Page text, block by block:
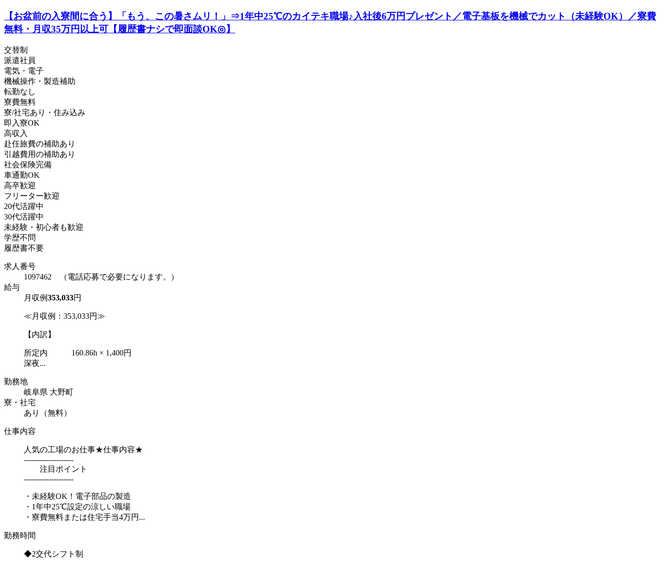
【お盆前の入寮間に合う】「もう、この暑さムリ！」⇒1年中25℃のカイテキ職場♪入社後6万円プレゼント／電子基板を機械でカット（未経験OK）／寮費
無料・月収35万円以上可【履歴書ナシで即面談OK◎】
交替制
派遣社員
電気・電子
機械操作・製造補助
転勤なし
寮費無料
寮/社宅あり・住み込み
即入寮OK
高収入
赴任旅費の補助あり
引越費用の補助あり
社会保険完備
車通勤OK
高卒歓迎
フリーター歓迎
20代活躍中
30代活躍中
未経験・初心者も歓迎
学歴不問
履歴書不要
求人番号
1097462 （電話応募で必要になります。）
給与
月収例353,033円
≪月収例：353,033円≫
【内訳】
所定内 160.86h × 1,400円
深夜...
勤務地
岐阜県 大野町
寮・社宅
あり（無料）
仕事内容
人気の工場のお仕事★仕事内容★
--------------------
注目ポイント
--------------------
・未経験OK！電子部品の製造
・1年中25℃設定の涼しい職場
・寮費無料または住宅手当4万円...
勤務時間
◆2交代シフト制